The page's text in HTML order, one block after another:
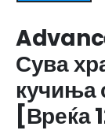
Сува
кучиња
[Вреќа